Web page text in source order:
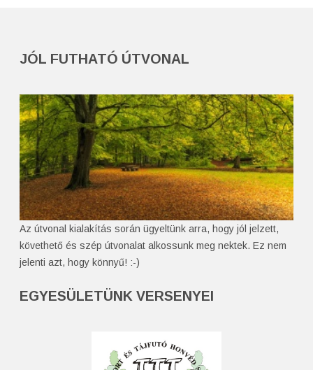
JÓL FUTHATÓ ÚTVONAL
Az útvonal kialakítás során ügyeltünk arra, hogy jól jelzett,
követhető és szép útvonalat alkossunk meg nektek. Ez nem
jelenti azt, hogy könnyű! :-)
EGYESÜLETÜNK VERSENYEI